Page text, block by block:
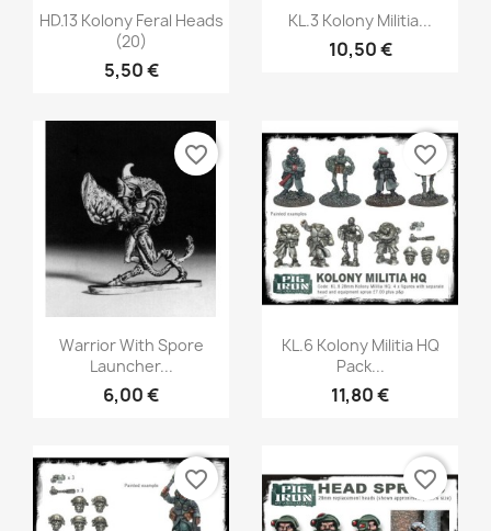
 Aperçu rapide
HD.13 Kolony Feral Heads
(20)
5,50 €
 Aperçu rapide
KL.3 Kolony Militia...
10,50 €
Aperçu rapide
Warrior With Spore
Launcher...
6,00 €
favorite_border
Aperçu rapide
KL.6 Kolony Militia HQ
Pack...
11,80 €
favorite_border
favorite_border favorite_border